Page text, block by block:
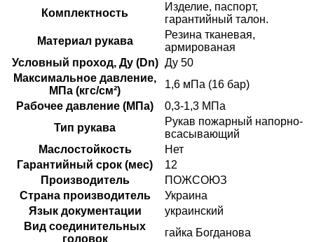
Комплектность
Изделие, паспорт,
гарантийный талон.
Материал рукава
Резина тканевая,
армированая
Условный проход, Ду (Dn) Ду 50
Максимальное давление,
МПа (кгс/см²)
1,6 мПа (16 бар)
Рабочее давление (МПа)
0,3-1,3 МПа
Тип рукава
Рукав пожарный напорно-
всасывающий
Маслостойкость
Нет
Гарантийный срок (мес)
12
Производитель
ПОЖСОЮЗ
Страна производитель
Украина
Язык документации
украинский
Вид соединительных
головок
гайка Богданова